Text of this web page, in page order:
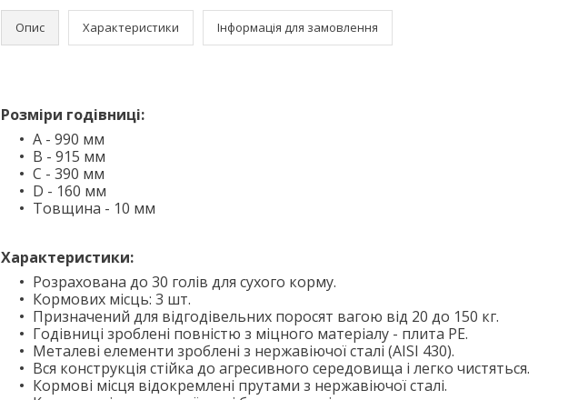
Опис Характеристики Інформація для замовлення
Розміри годівниці:
A - 990 мм
B - 915 мм
C - 390 мм
D - 160 мм
Товщина - 10 мм
Характеристики:
Розрахована до 30 голів для сухого корму.
Кормових місць: 3 шт.
Призначений для відгодівельних поросят вагою від 20 до 150 кг.
Годівниці зроблені повністю з міцного матеріалу - плита PE.
Металеві елементи зроблені з нержавіючої сталі (AISI 430).
Вся конструкція стійка до агресивного середовища і легко чистяться.
Кормові місця відокремлені прутами з нержавіючої сталі.